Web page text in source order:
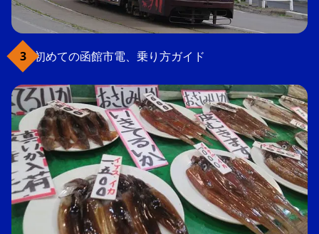
初めての函館市電、乗り方ガイド